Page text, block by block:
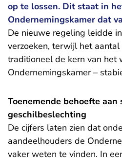
op te lossen. Dit staat in
Ondernemingskamer dat
De nieuwe regeling leidde
verzoeken, terwijl het
traditioneel de kern van het
Ondernemingskamer –
Toenemende behoefte
geschilbeslechting
De cijfers laten zien dat
aandeelhouders de
vaker weten te vinden. In